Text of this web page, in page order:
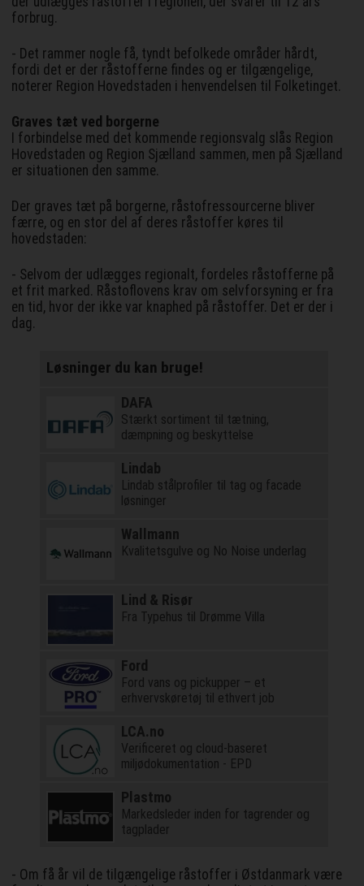
forbrug.
- Det rammer nogle få, tyndt befolkede områder hårdt,
fordi det er der råstofferne findes og er tilgængelige,
noterer Region Hovedstaden i henvendelsen til Folketinget.
Graves tæt ved borgerne
I forbindelse med det kommende regionsvalg slås Region
Hovedstaden og Region Sjælland sammen, men på Sjælland
er situationen den samme.
Der graves tæt på borgerne, råstofressourcerne bliver
færre, og en stor del af deres råstoffer køres til
hovedstaden:
- Selvom der udlægges regionalt, fordeles råstofferne på
et frit marked. Råstoflovens krav om selvforsyning er fra
en tid, hvor der ikke var knaphed på råstoffer. Det er der i
dag.
Løsninger du kan bruge!
DAFA
Stærkt sortiment til tætning,
dæmpning og beskyttelse
Lindab
Lindab stålprofiler til tag og facade
løsninger
Wallmann
Kvalitetsgulve og No Noise underlag
Lind & Risør
Fra Typehus til Drømme Villa
Ford
Ford vans og pickupper – et
erhvervskøretøj til ethvert job
LCA.no
Verificeret og cloud-baseret
miljødokumentation - EPD
Plastmo
Markedsleder inden for tagrender og
tagplader
- Om få år vil de tilgængelige råstoffer i Østdanmark være